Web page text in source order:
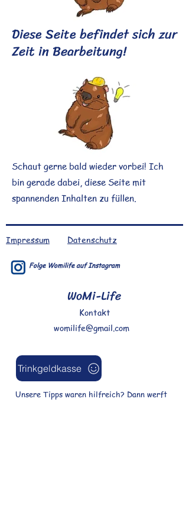
Diese Seite befindet sich zur
Zeit in Bearbeitung!
Schaut gerne bald wieder vorbei! Ich
bin gerade dabei, diese Seite mit
spannenden Inhalten zu füllen.
Impressum Datenschutz
Folge Womilife auf Instagram
WoMi-Life
Kontakt
womilife@gmail.com
Trinkgeldkasse
Unsere Tipps waren hilfreich? Dann werft